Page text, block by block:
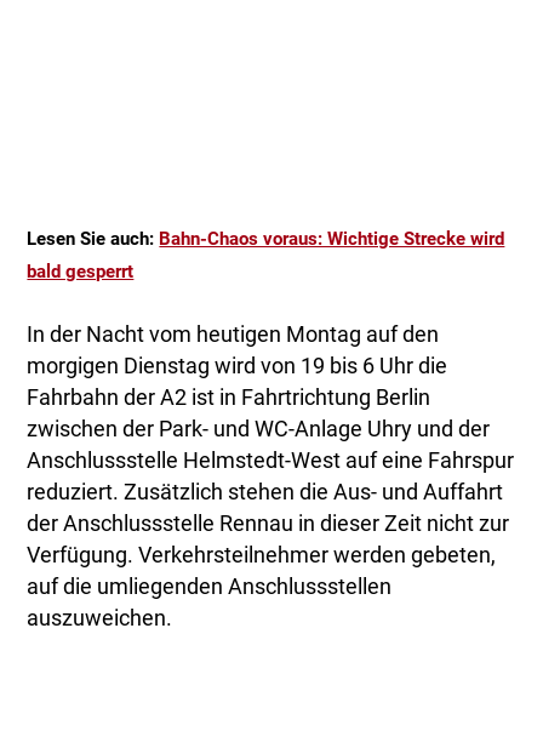
Lesen Sie auch: Bahn-Chaos voraus: Wichtige Strecke wird
bald gesperrt
In der Nacht vom heutigen Montag auf den
morgigen Dienstag wird von 19 bis 6 Uhr die
Fahrbahn der A2 ist in Fahrtrichtung Berlin
zwischen der Park- und WC-Anlage Uhry und der
Anschlussstelle Helmstedt-West auf eine Fahrspur
reduziert. Zusätzlich stehen die Aus- und Auffahrt
der Anschlussstelle Rennau in dieser Zeit nicht zur
Verfügung. Verkehrsteilnehmer werden gebeten,
auf die umliegenden Anschlussstellen
auszuweichen.